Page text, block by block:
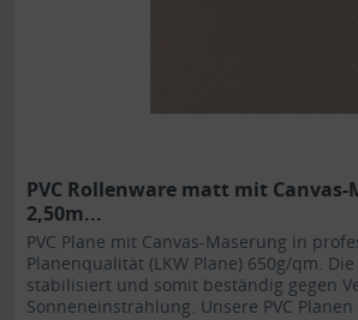
PVC Rollenware matt mit Canvas-
2,50m...
PVC Plane mit Canvas-Maserung in
Planenqualität (LKW Plane) 650g/qm. Die
stabilisiert und somit beständig gegen
Sonneneinstrahlung. Unsere PVC